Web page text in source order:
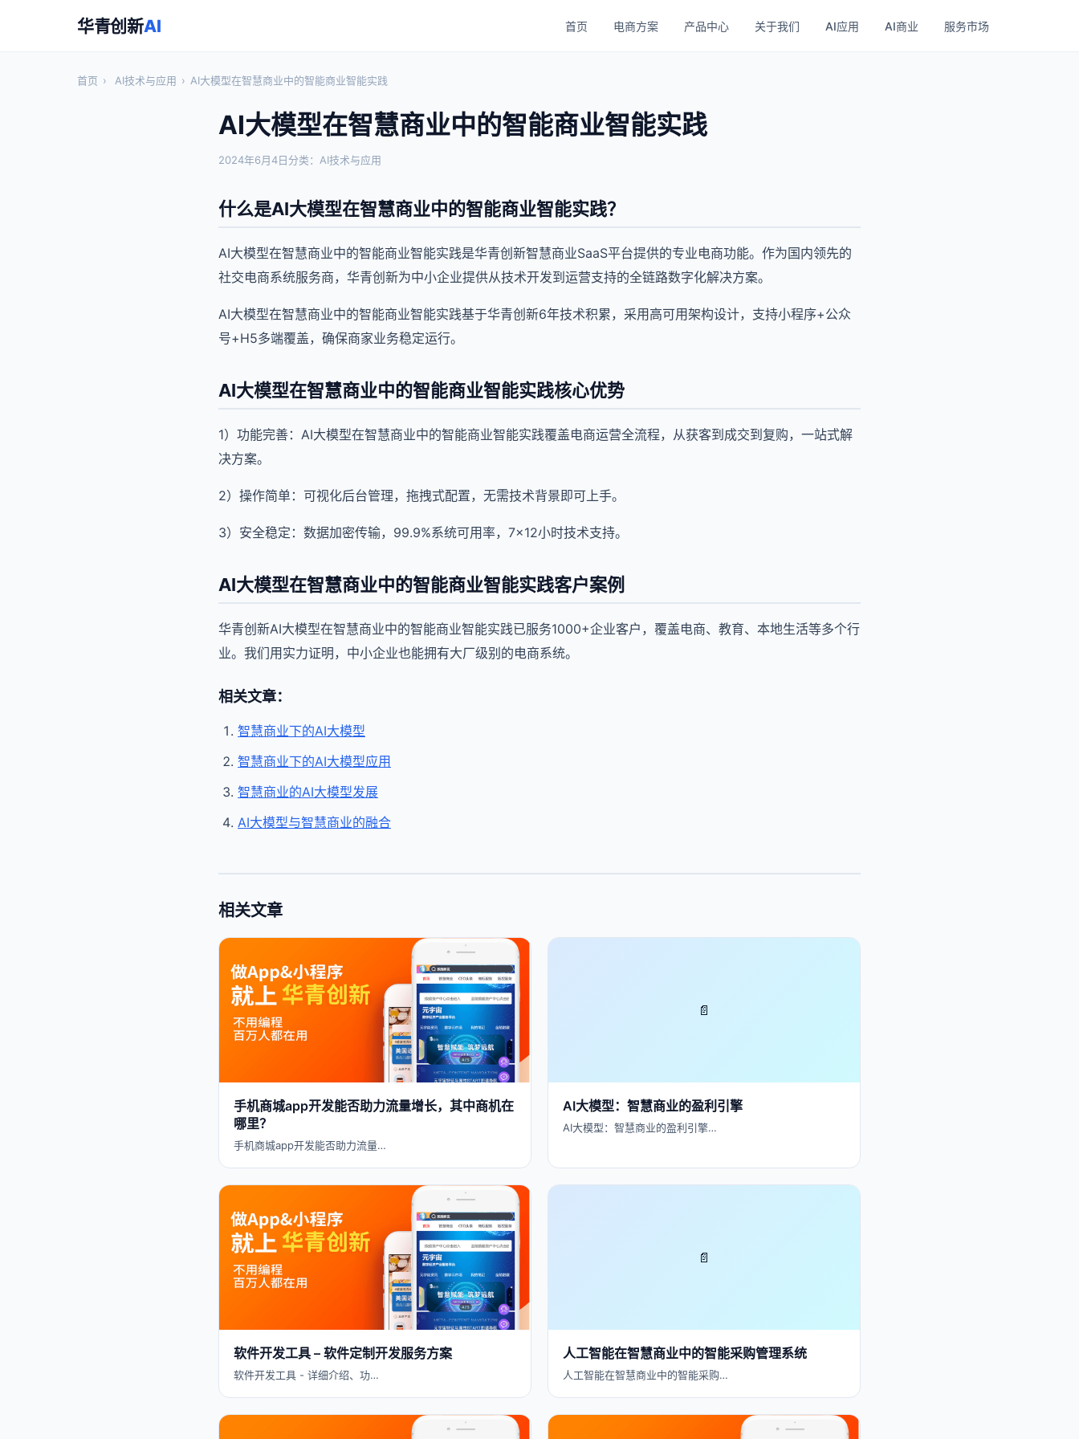
华青创新AI 首页 电商方案 产品中心 关于我们 AI应用 AI商业 服务市场
首页 › AI技术与应用 › AI大模型在智慧商业中的智能商业智能实践
AI大模型在智慧商业中的智能商业智能实践
2024年6月4日分类：AI技术与应用
什么是AI大模型在智慧商业中的智能商业智能实践？
AI大模型在智慧商业中的智能商业智能实践是华青创新智慧商业SaaS平台提供的专业电商功能。作为国内领先的
社交电商系统服务商，华青创新为中小企业提供从技术开发到运营支持的全链路数字化解决方案。
AI大模型在智慧商业中的智能商业智能实践基于华青创新6年技术积累，采用高可用架构设计，支持小程序+公众
号+H5多端覆盖，确保商家业务稳定运行。
AI大模型在智慧商业中的智能商业智能实践核心优势
1）功能完善：AI大模型在智慧商业中的智能商业智能实践覆盖电商运营全流程，从获客到成交到复购，一站式解
决方案。
2）操作简单：可视化后台管理，拖拽式配置，无需技术背景即可上手。
3）安全稳定：数据加密传输，99.9%系统可用率，7×12小时技术支持。
AI大模型在智慧商业中的智能商业智能实践客户案例
华青创新AI大模型在智慧商业中的智能商业智能实践已服务1000+企业客户，覆盖电商、教育、本地生活等多个行
业。我们用实力证明，中小企业也能拥有大厂级别的电商系统。
相关文章：
智慧商业下的AI大模型
智慧商业下的AI大模型应用
智慧商业的AI大模型发展
AI大模型与智慧商业的融合
相关文章
手机商城app开发能否助力流量增长，其中商机在
哪里？
手机商城app开发能否助力流量…
📄
AI大模型：智慧商业的盈利引擎
AI大模型：智慧商业的盈利引擎…
软件开发工具 – 软件定制开发服务方案
软件开发工具 - 详细介绍、功…
📄
人工智能在智慧商业中的智能采购管理系统
人工智能在智慧商业中的智能采购…